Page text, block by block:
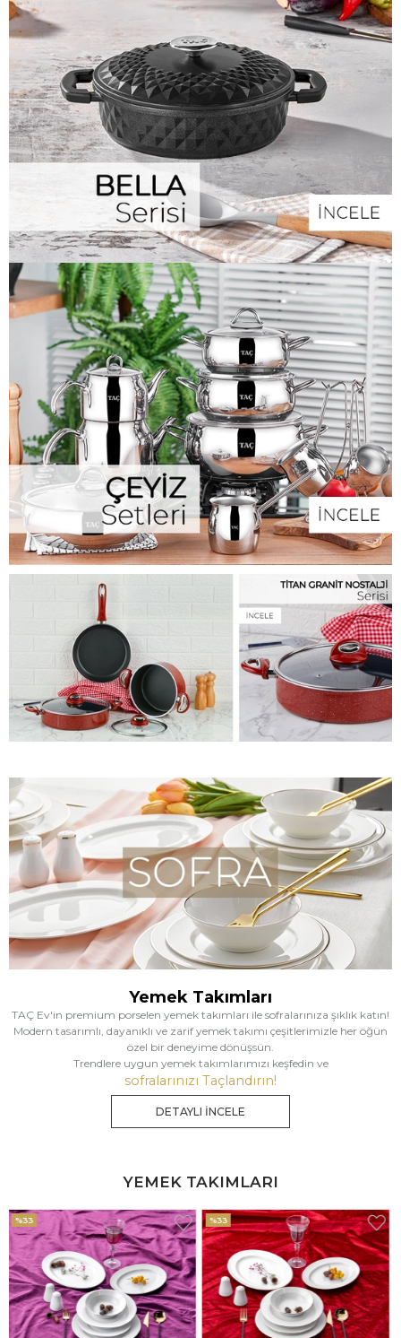
Yemek Takımları
TAÇ Ev'in premium porselen yemek takımları ile sofralarınıza şıklık katın!
Modern tasarımlı, dayanıklı ve zarif yemek takımı çeşitlerimizle her öğün
özel bir deneyime dönüşsün.
Trendlere uygun yemek takımlarımızı keşfedin ve
sofralarınızı Taçlandırın!
DETAYLI İNCELE
YEMEK TAKIMLARI
%33 %25